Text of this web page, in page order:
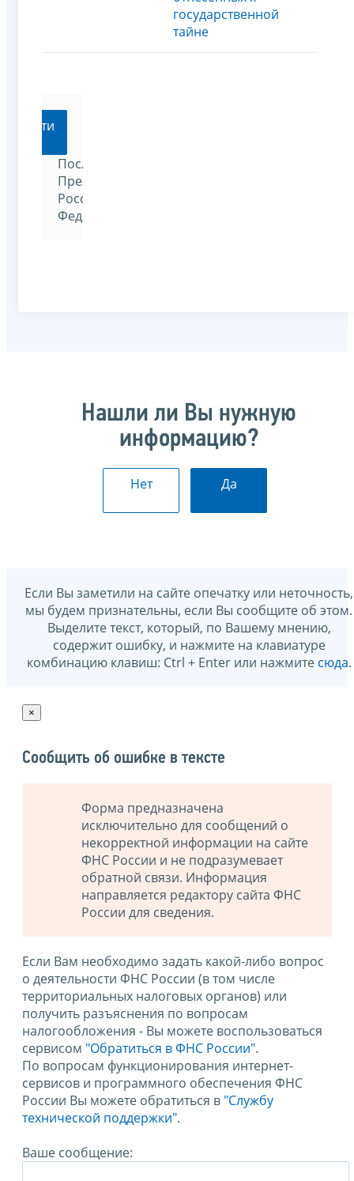
государственной
тайне
Перейти
Послания
Президента
Российской
Федерации
Нашли ли Вы нужную
информацию?
Нет Да
Если Вы заметили на сайте опечатку или неточность,
мы будем признательны, если Вы сообщите об этом.
Выделите текст, который, по Вашему мнению,
содержит ошибку, и нажмите на клавиатуре
комбинацию клавиш: Ctrl + Enter или нажмите сюда.
×
Сообщить об ошибке в тексте
Форма предназначена
исключительно для сообщений о
некорректной информации на сайте
ФНС России и не подразумевает
обратной связи. Информация
направляется редактору сайта ФНС
России для сведения.
Если Вам необходимо задать какой-либо вопрос
о деятельности ФНС России (в том числе
территориальных налоговых органов) или
получить разъяснения по вопросам
налогообложения - Вы можете воспользоваться
сервисом "Обратиться в ФНС России".
По вопросам функционирования интернет-
сервисов и программного обеспечения ФНС
России Вы можете обратиться в "Службу
технической поддержки".
Ваше сообщение: